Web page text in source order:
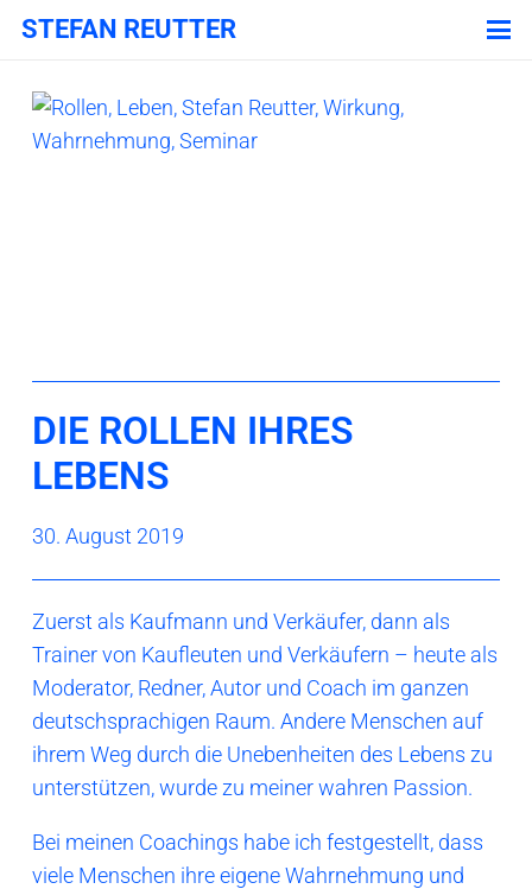
STEFAN REUTTER
DIE ROLLEN IHRES
LEBENS
30. August 2019
Zuerst als Kaufmann und Verkäufer, dann als
Trainer von Kaufleuten und Verkäufern – heute als
Moderator, Redner, Autor und Coach im ganzen
deutschsprachigen Raum. Andere Menschen auf
ihrem Weg durch die Unebenheiten des Lebens zu
unterstützen, wurde zu meiner wahren Passion.
Bei meinen Coachings habe ich festgestellt, dass
viele Menschen ihre eigene Wahrnehmung und